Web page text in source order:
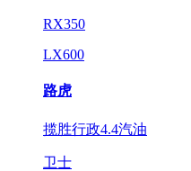
RX350
LX600
路虎
揽胜行政4.4汽油
卫士